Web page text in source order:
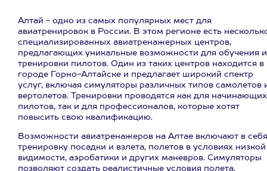
Алтай - одно из самых популярных мест для
авиатренировок в России. В этом регионе есть
специализированных авиатренажерных центров,
предлагающих уникальные возможности для обучения и
тренировки пилотов. Один из таких центров находится в
городе Горно-Алтайске и предлагает широкий спектр
услуг, включая симуляторы различных типов самолетов
вертолетов. Тренировки проводятся как для начинающих
пилотов, так и для профессионалов, которые хотят
повысить свою квалификацию.
Возможности авиатренажеров на Алтае включают в себя
тренировку посадки и взлета, полетов в условиях низкой
видимости, аэробатики и других маневров. Симуляторы
позволяют создать реалистичные условия полета,